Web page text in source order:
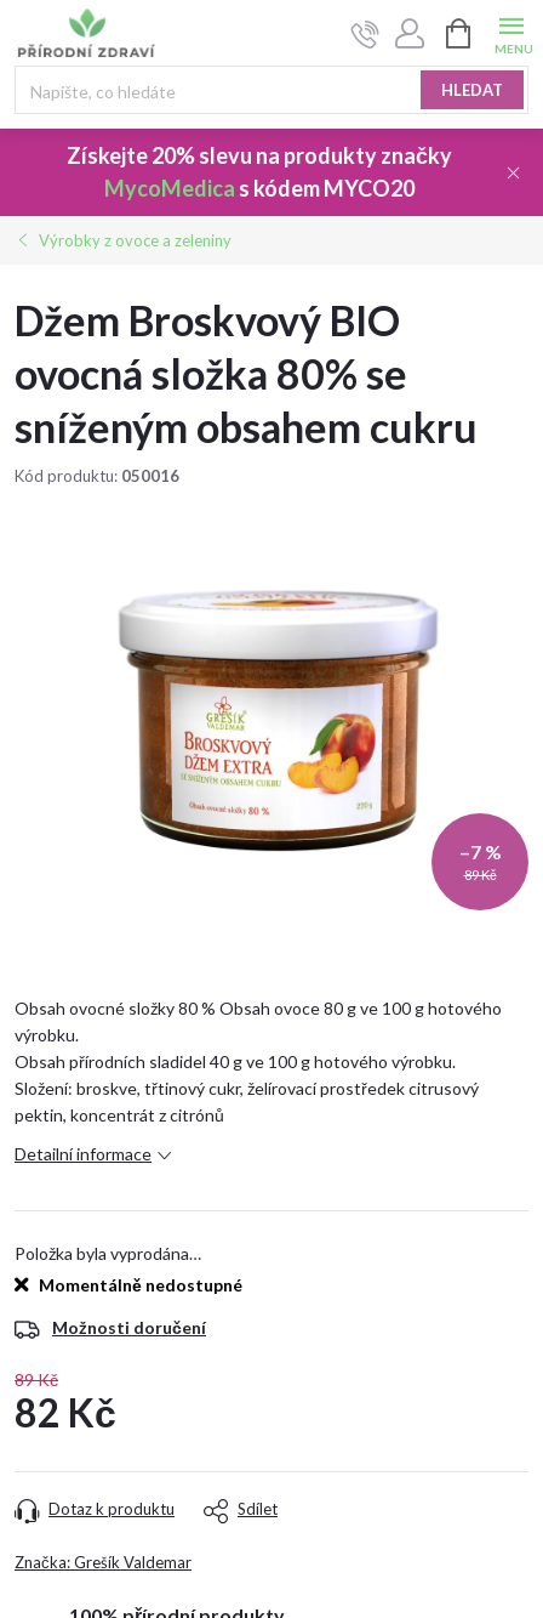
obsah
HLEDAT
KOŠÍK
Získejte 20% slevu na produkty značky
MycoMedica s kódemMYCO20
Výrobky z ovoce a zeleniny
Džem Broskvový BIO
ovocná složka 80% se
sníženým obsahem cukru
Kód produktu: 050016
89 Kč
–7 %
Obsah ovocné složky 80 % Obsah ovoce 80 g ve 100 g hotového
výrobku.
Obsah přírodních sladidel 40 g ve 100 g hotového výrobku.
Složení: broskve, třtinový cukr, želírovací prostředek citrusový
pektin, koncentrát z citrónů
Detailní informace
Položka byla vyprodána…
Momentálně nedostupné
Možnosti doručení
89 Kč
82 Kč
cena:
Dotaz k produktu Sdílet
Značka:Grešík Valdemar